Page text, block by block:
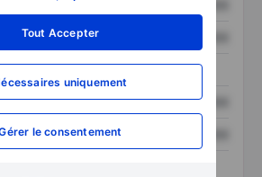
savoir plus
Tout Accepter
uniquement
le consentement
XXXXXXX
XXXXXXX
XXXXXXX XXXXXXX
XXXXXXX